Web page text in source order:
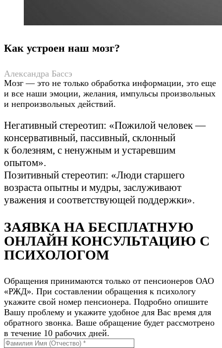
Как устроен наш мозг?
Александра Бассэ
Мозг — это не только обработка информации, это еще
и все наши эмоции, желания, импульсы произвольных
и непроизвольных действий.
Негативный стереотип: «Пожилой человек —
консервативный, пассивный, склонный
к болезням, с ненужным и устаревшим
опытом».
Позитивный стереотип: «Люди старшего
возраста опытны и мудры, заслуживают
уважения и соответствующей поддержки».
ЗАЯВКА НА БЕСПЛАТНУЮ
ОНЛАЙН КОНСУЛЬТАЦИЮ С
ПСИХОЛОГОМ
Обращения принимаются только от пенсионеров ОАО
«РЖД». При составлении обращения к психологу
укажите свой номер пенсионера. Подробно опишите
Вашу проблему и укажите удобное для Вас время для
обратного звонка. Ваше обращение будет рассмотрено
в течение 10 рабочих дней.